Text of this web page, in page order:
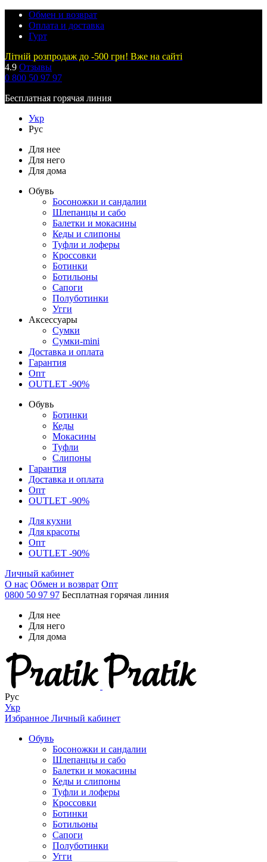
Обмен и возврат
Оплата и доставка
Гурт
Літній розпродаж до -500 грн! Вже на сайті
4.9 Отзывы
0 800 50 97 97
Бесплатная горячая линия
Укр
Рус
Для нее
Для него
Для дома
Обувь
Босоножки и сандалии
Шлепанцы и сабо
Балетки и мокасины
Кеды и слипоны
Туфли и лоферы
Кроссовки
Ботинки
Ботильоны
Сапоги
Полуботинки
Угги
Аксессуары
Сумки
Сумки-mini
Доставка и оплата
Гарантия
Опт
OUTLET -90%
Обувь
Ботинки
Кеды
Мокасины
Туфли
Слипоны
Гарантия
Доставка и оплата
Опт
OUTLET -90%
Для кухни
Для красоты
Опт
OUTLET -90%
Личный кабинет
О нас Обмен и возврат Опт
0800 50 97 97 Бесплатная горячая линия
Для нее
Для него
Для дома
Рус
Укр
Избранное Личный кабинет
Обувь
Босоножки и сандалии
Шлепанцы и сабо
Балетки и мокасины
Кеды и слипоны
Туфли и лоферы
Кроссовки
Ботинки
Ботильоны
Сапоги
Полуботинки
Угги